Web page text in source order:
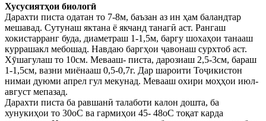
Хусусиятҳои биологӣ
Дарахти писта одатан то 7-8м, баъзан аз ин ҳам баландтар
мешавад. Сутунаш яктана ё якчанд танагӣ аст. Рангаш
хокистарранг буда, диаметраш 1-1,5м, баргу шохаҳои танааш
куррашакл мебошад. Навдаю баргҳои ҷавонаш сурхтоб аст.
Хӯшагулаш то 10см. Мевааш- писта, дарозиаш 2,5-3см, бараш
1-1,5см, вазни миёнааш 0,5-0,7г. Дар шароити Тоҷикистон
нимаи дуюми апрел гул мекунад. Мевааш охири моҳҳои июл-
август мепазад.
Дарахти писта ба равшанӣ талаботи калон дошта, ба
хунукиҳои то 30оС ва гармиҳои 45- 48оС тоқат карда